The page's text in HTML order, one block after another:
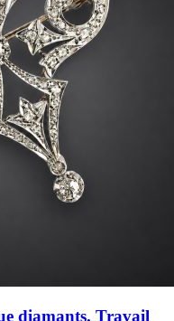
diamants. Travail